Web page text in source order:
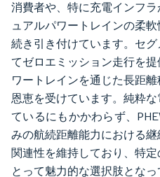
消費者や、特に充電インフ
ュアルパワートレインの柔
続き引き付けています。セ
てゼロエミッション走行を
ワートレインを通じた長距
恩恵を受けています。純粋
ているにもかかわらず、
みの航続距離能力における
関連性を維持しており、特
とって魅力的な選択肢となっ